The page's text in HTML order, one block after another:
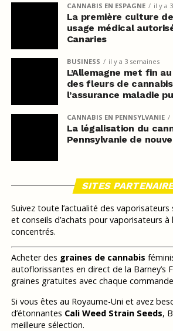
CANNABIS EN ESPAGNE il y a
La première culture
usage médical
Canaries
BUSINESS il y a 3 semaines
L’Allemagne met fin
des fleurs de
l’assurance maladie
CANNABIS EN PENNSYLVANIE
La légalisation du
Pennsylvanie de
SITES
Suivez toute l’actualité des vaporisateurs
et conseils d’achats pour vaporisateurs à
concentrés.
Acheter des graines de cannabis
autoflorissantes en direct de la Barney’s
graines gratuites avec chaque
Si vous êtes au Royaume-Uni et avez
d’étonnantes Cali Weed Strain Seeds,
meilleure sélection.